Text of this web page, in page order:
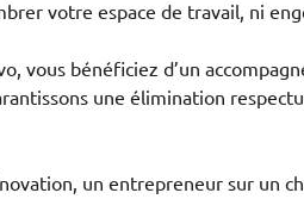
votre espace de travail, ni
vous bénéficiez d’un
une élimination
un entrepreneur sur un